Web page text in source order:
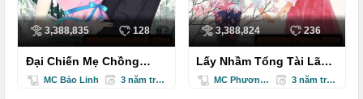
3,388,835 128
Đại Chiến Mẹ Chồng
Nàng Dâu
MC Bảo Linh 3 năm trước
3,388,824 236
Lấy Nhầm Tổng Tài Lãnh
Khốc - Truyện Ngôn Tình
MC Phương Thảo 3 năm trước